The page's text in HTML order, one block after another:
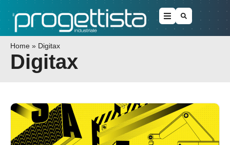
Home » Digitax
Digitax